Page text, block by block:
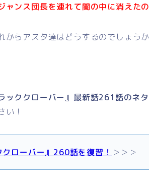
ンス団長を連れて闇の中に消えたの
らアスタ達はどうするのでしょうか
ッククローバー』最新話261話のネ
い！
ローバー』260話を復習！ ＞＞＞